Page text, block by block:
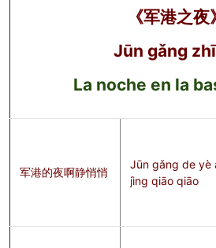
《军港之夜
Jūn gǎng
La noche en la
军港的夜啊静悄悄
Jūn gǎng de yè
jìng qiāo qiāo